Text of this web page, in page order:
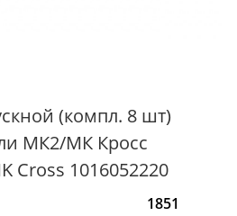
(компл. 8 шт)
МК2/МК Кросс
Cross 1016052220
1851